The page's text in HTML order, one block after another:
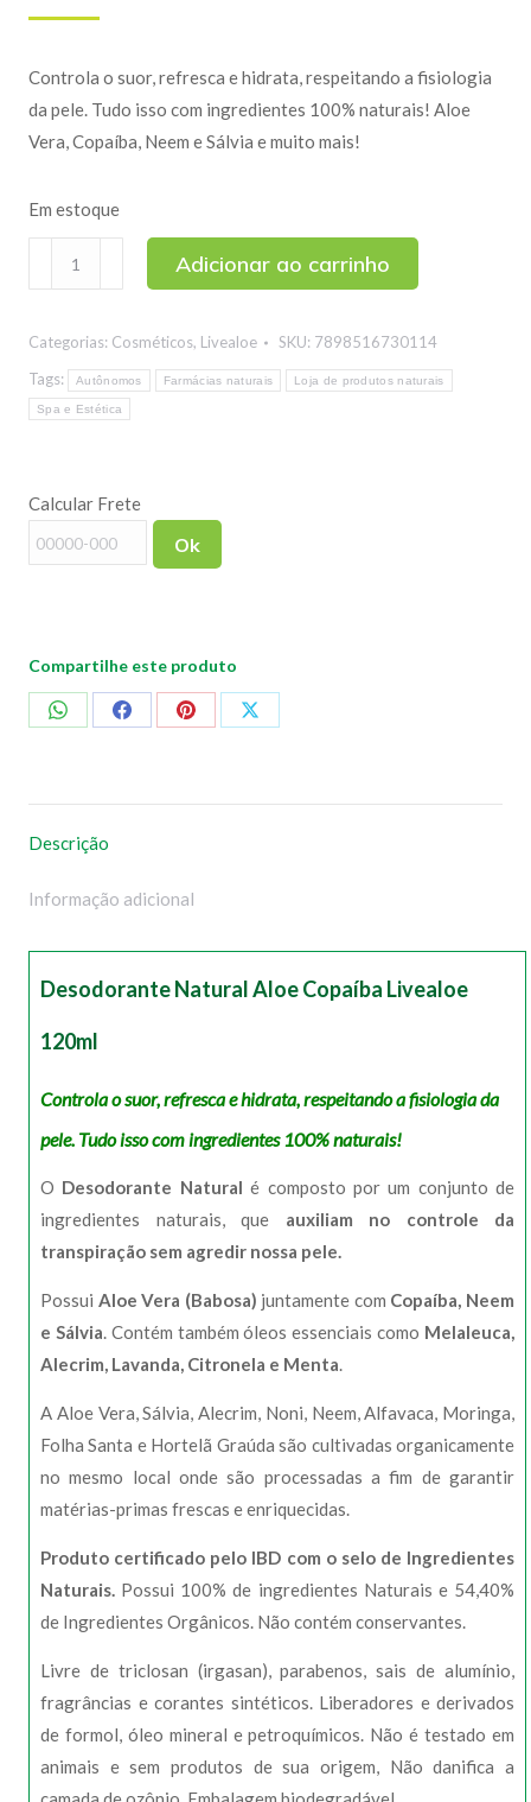
Controla o suor, refresca e hidrata, respeitando a fisiologia
da pele. Tudo isso com ingredientes 100% naturais! Aloe
Vera, Copaíba, Neem e Sálvia e muito mais!
Em estoque
Natural
Copaíba
Livealoe
120ml
Adicionar ao carrinho
Categorias: Cosméticos, Livealoe SKU: 7898516730114
Tags:
Autônomos Farmácias naturais Loja de produtos naturais
Spa e Estética
Calcular Frete
Ok
Compartilhe este produto
CompartilharCompartilharCompartilharCompartilhar
Descrição
Informação adicional
Desodorante Natural Aloe Copaíba Livealoe
120ml
Controla o suor, refresca e hidrata, respeitando a fisiologia da
pele. Tudo isso com ingredientes 100% naturais!
O Desodorante Natural é composto por um conjunto de
ingredientes naturais, que auxiliam no controle da
transpiração sem agredir nossa pele.
Possui Aloe Vera (Babosa) juntamente com Copaíba, Neem
e Sálvia. Contém também óleos essenciais como Melaleuca,
Alecrim, Lavanda, Citronela e Menta.
A Aloe Vera, Sálvia, Alecrim, Noni, Neem, Alfavaca, Moringa,
Folha Santa e Hortelã Graúda são cultivadas organicamente
no mesmo local onde são processadas a fim de garantir
matérias-primas frescas e enriquecidas.
Produto certificado pelo IBD com o selo de Ingredientes
Naturais. Possui 100% de ingredientes Naturais e 54,40%
de Ingredientes Orgânicos. Não contém conservantes.
Livre de triclosan (irgasan), parabenos, sais de alumínio,
fragrâncias e corantes sintéticos. Liberadores e derivados
de formol, óleo mineral e petroquímicos. Não é testado em
animais e sem produtos de sua origem, Não danifica a